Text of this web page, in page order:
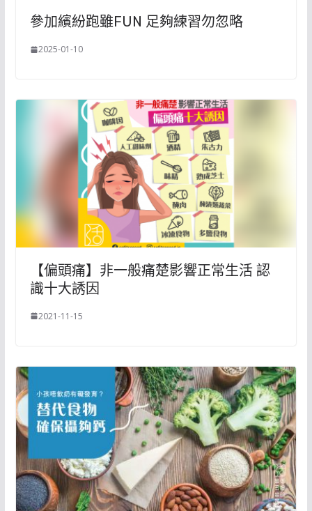
參加繽紛跑雖FUN 足夠練習勿忽略
2025-01-10
【偏頭痛】非一般痛楚影響正常生活 認
識十大誘因
2021-11-15